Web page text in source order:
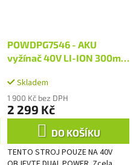
POWDPG7546 - AKU
vyžínač 40V LI-ION 300mm
Skladem
1 900 Kč bez DPH
2 299 Kč
DO KOŠÍKU
TENTO STROJ POUZE NA 40V